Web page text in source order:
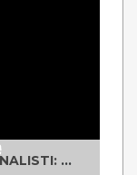
UNO TWO DREI 2015/2016, I FINALISTI: CLASSE IV ALS ISTITUTO "DEGASPERI" BORGO VALSUGANA